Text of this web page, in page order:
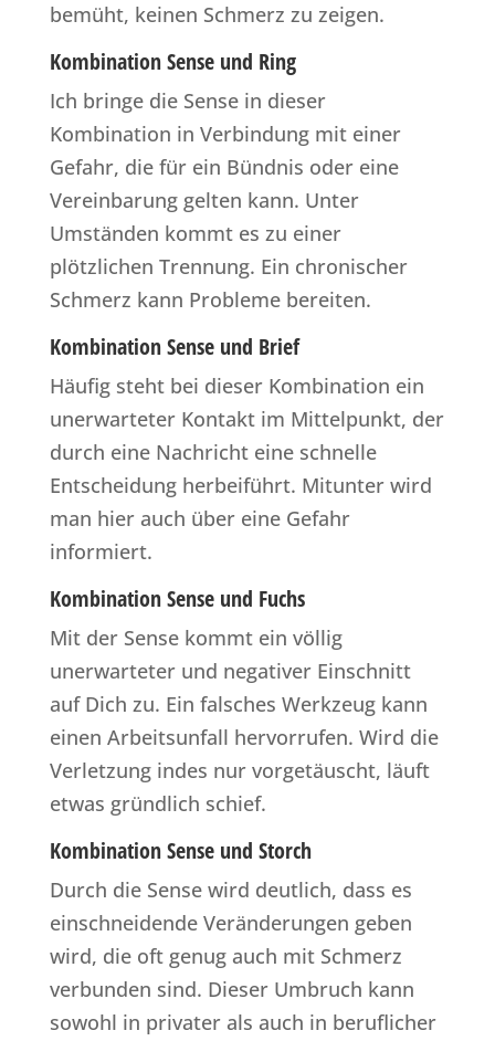
bemüht, keinen Schmerz zu zeigen.
Kombination Sense und Ring
Ich bringe die Sense in dieser
Kombination in Verbindung mit einer
Gefahr, die für ein Bündnis oder eine
Vereinbarung gelten kann. Unter
Umständen kommt es zu einer
plötzlichen Trennung. Ein chronischer
Schmerz kann Probleme bereiten.
Kombination Sense und Brief
Häufig steht bei dieser Kombination ein
unerwarteter Kontakt im Mittelpunkt, der
durch eine Nachricht eine schnelle
Entscheidung herbeiführt. Mitunter wird
man hier auch über eine Gefahr
informiert.
Kombination Sense und Fuchs
Mit der Sense kommt ein völlig
unerwarteter und negativer Einschnitt
auf Dich zu. Ein falsches Werkzeug kann
einen Arbeitsunfall hervorrufen. Wird die
Verletzung indes nur vorgetäuscht, läuft
etwas gründlich schief.
Kombination Sense und Storch
Durch die Sense wird deutlich, dass es
einschneidende Veränderungen geben
wird, die oft genug auch mit Schmerz
verbunden sind. Dieser Umbruch kann
sowohl in privater als auch in beruflicher